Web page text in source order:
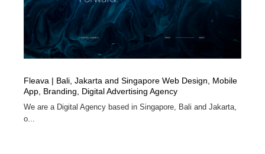
Fleava | Bali, Jakarta and Singapore Web Design, Mobile
App, Branding, Digital Advertising Agency
We are a Digital Agency based in Singapore, Bali and Jakarta,
o...